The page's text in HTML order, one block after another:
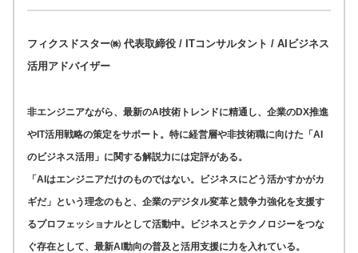
フィクスドスター㈱ 代表取締役 / ITコンサルタント / AIビジネス
活用アドバイザー
非エンジニアながら、最新のAI技術トレンドに精通し、企業のDX推進
やIT活用戦略の策定をサポート。特に経営層や非技術職に向けた「AI
のビジネス活用」に関する解説力には定評がある。
「AIはエンジニアだけのものではない。ビジネスにどう活かすかがカ
ギだ」という理念のもと、企業のデジタル変革と競争力強化を支援す
るプロフェッショナルとして活動中。ビジネスとテクノロジーをつな
ぐ存在として、最新AI動向の普及と活用支援に力を入れている。